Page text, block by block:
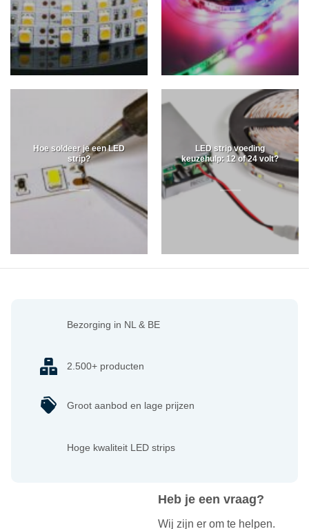
Hoe soldeer je een LED
strip?
LED strip voeding
keuzehulp: 12 of 24 volt?
Heb je een vraag?
Wij zijn er om te helpen.
Bezorging in NL & BE
2.500+ producten
Groot aanbod en lage prijzen
Hoge kwaliteit LED strips